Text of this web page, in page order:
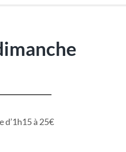
d’1h15 à 25€